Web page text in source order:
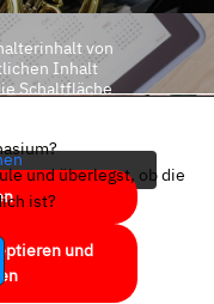
von
Inhalt
Schaltfläche
und
und überlegst, ob die
ist?